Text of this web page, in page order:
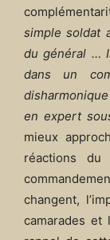
simple soldat
du général …
dans un
en expert
mieux
réactions
changent,
camarades et